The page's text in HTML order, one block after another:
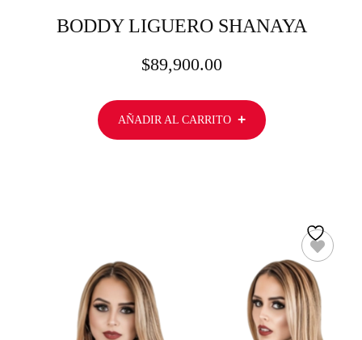
BODDY LIGUERO SHANAYA
$89,900.00
AÑADIR AL CARRITO